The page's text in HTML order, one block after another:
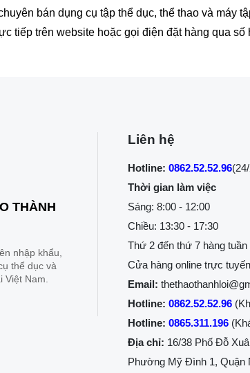
bán dụng cụ tập thể dục, thể thao và máy
tiếp trên website hoặc gọi điện đặt hàng qua số
THÀNH
nhập khẩu,
thể dục và
Nam.
Liên hệ
Hotline: 0862.52.52.96
Thời gian làm việc
Sáng: 8:00 - 12:00
Chiều: 13:30 - 17:30
Thứ 2 đến thứ 7 hàng tuần
Cửa hàng online trực
Email:
Hotline: 0862.52.52.96
Hotline: 0865.311.196
Địa chỉ: 16/38 Phố Đỗ
Phường Mỹ Đình 1, Quận